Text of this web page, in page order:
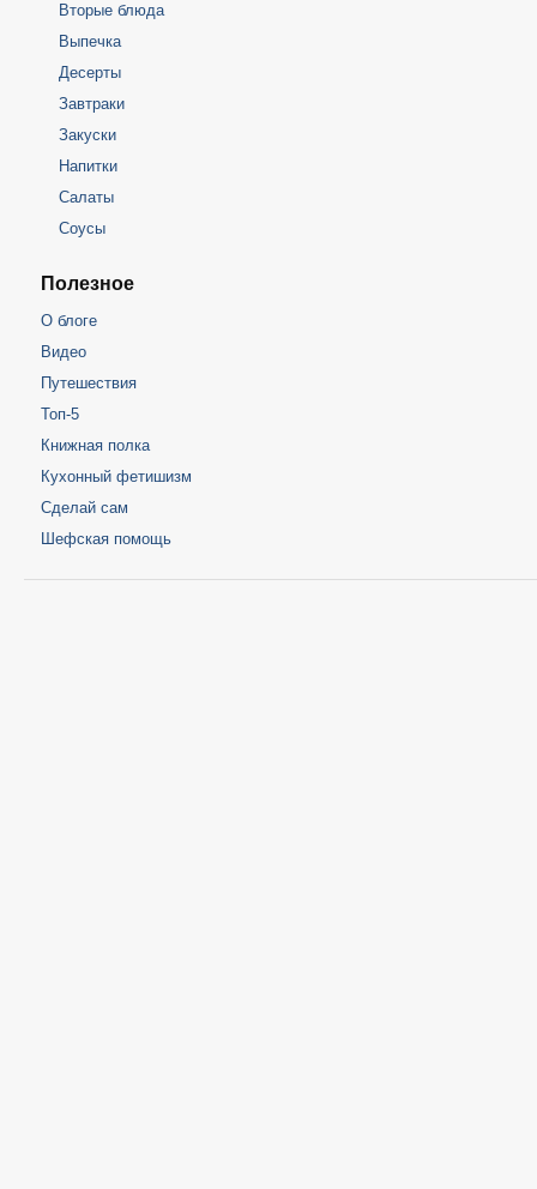
Вторые блюда
Выпечка
Десерты
Завтраки
Закуски
Напитки
Салаты
Соусы
Полезное
О блоге
Видео
Путешествия
Топ-5
Книжная полка
Кухонный фетишизм
Сделай сам
Шефская помощь